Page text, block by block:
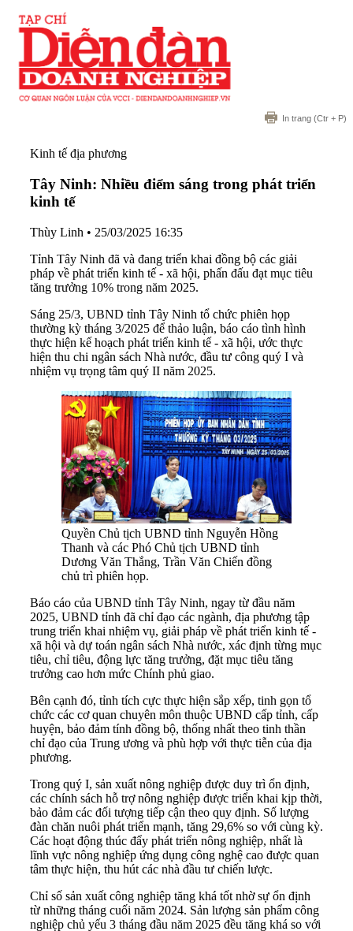
In trang (Ctr + P)
Kinh tế địa phương
Tây Ninh: Nhiều điểm sáng trong phát triển
kinh tế
Thùy Linh • 25/03/2025 16:35
Tỉnh Tây Ninh đã và đang triển khai đồng bộ các giải
pháp về phát triển kinh tế - xã hội, phấn đấu đạt mục tiêu
tăng trưởng 10% trong năm 2025.
Sáng 25/3, UBND tỉnh Tây Ninh tổ chức phiên họp
thường kỳ tháng 3/2025 để thảo luận, báo cáo tình hình
thực hiện kế hoạch phát triển kinh tế - xã hội, ước thực
hiện thu chi ngân sách Nhà nước, đầu tư công quý I và
nhiệm vụ trọng tâm quý II năm 2025.
Quyền Chủ tịch UBND tỉnh Nguyễn Hồng
Thanh và các Phó Chủ tịch UBND tỉnh
Dương Văn Thắng, Trần Văn Chiến đồng
chủ trì phiên họp.
Báo cáo của UBND tỉnh Tây Ninh, ngay từ đầu năm
2025, UBND tỉnh đã chỉ đạo các ngành, địa phương tập
trung triển khai nhiệm vụ, giải pháp về phát triển kinh tế -
xã hội và dự toán ngân sách Nhà nước, xác định từng mục
tiêu, chỉ tiêu, động lực tăng trưởng, đặt mục tiêu tăng
trưởng cao hơn mức Chính phủ giao.
Bên cạnh đó, tỉnh tích cực thực hiện sắp xếp, tinh gọn tổ
chức các cơ quan chuyên môn thuộc UBND cấp tỉnh, cấp
huyện, bảo đảm tính đồng bộ, thống nhất theo tinh thần
chỉ đạo của Trung ương và phù hợp với thực tiễn của địa
phương.
Trong quý I, sản xuất nông nghiệp được duy trì ổn định,
các chính sách hỗ trợ nông nghiệp được triển khai kịp thời,
bảo đảm các đối tượng tiếp cận theo quy định. Số lượng
đàn chăn nuôi phát triển mạnh, tăng 29,6% so với cùng kỳ.
Các hoạt động thúc đẩy phát triển nông nghiệp, nhất là
lĩnh vực nông nghiệp ứng dụng công nghệ cao được quan
tâm thực hiện, thu hút các nhà đầu tư chiến lược.
Chỉ số sản xuất công nghiệp tăng khá tốt nhờ sự ổn định
từ những tháng cuối năm 2024. Sản lượng sản phẩm công
nghiệp chủ yếu 3 tháng đầu năm 2025 đều tăng khá so với